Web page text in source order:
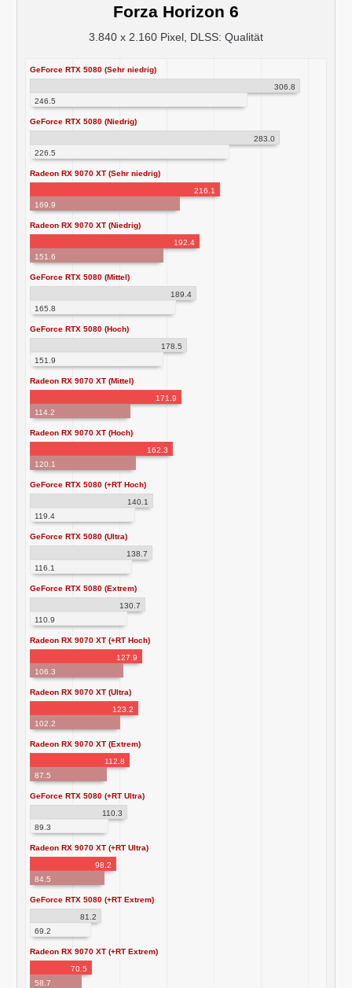
Forza Horizon 6
3.840 x 2.160 Pixel, DLSS: Qualität
GeForce RTX 5080 (Sehr niedrig)
306.8
246.5
GeForce RTX 5080 (Niedrig)
283.0
226.5
Radeon RX 9070 XT (Sehr niedrig)
216.1
169.9
Radeon RX 9070 XT (Niedrig)
192.4
151.6
GeForce RTX 5080 (Mittel)
189.4
165.8
GeForce RTX 5080 (Hoch)
178.5
151.9
Radeon RX 9070 XT (Mittel)
171.9
114.2
Radeon RX 9070 XT (Hoch)
162.3
120.1
GeForce RTX 5080 (+RT Hoch)
140.1
119.4
GeForce RTX 5080 (Ultra)
138.7
116.1
GeForce RTX 5080 (Extrem)
130.7
110.9
Radeon RX 9070 XT (+RT Hoch)
127.9
106.3
Radeon RX 9070 XT (Ultra)
123.2
102.2
Radeon RX 9070 XT (Extrem)
112.8
87.5
GeForce RTX 5080 (+RT Ultra)
110.3
89.3
Radeon RX 9070 XT (+RT Ultra)
98.2
84.5
GeForce RTX 5080 (+RT Extrem)
81.2
69.2
Radeon RX 9070 XT (+RT Extrem)
70.5
58.7